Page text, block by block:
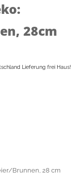
28cm
Lieferung frei Haus!
Brunnen, 28 cm